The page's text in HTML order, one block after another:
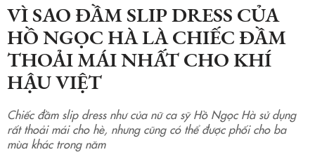
VÌ SAO ĐẦM SLIP DRESS CỦA
HỒ NGỌC HÀ LÀ CHIẾC ĐẦM
THOẢI MÁI NHẤT CHO KHÍ
HẬU VIỆT
Chiếc đầm slip dress như của nữ ca sỹ Hồ Ngọc Hà sử dụng
rất thoải mái cho hè, nhưng cũng có thể được phối cho ba
mùa khác trong năm